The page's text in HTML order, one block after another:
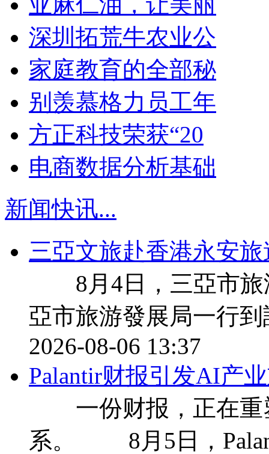
深圳拓荒牛农业公
家庭教育的全部秘
别羡慕格力员工年
方正科技荣获“20
电商数据分析基础
新闻快讯...
三亞文旅赴香港永安
8月4日，三亞市旅
亞市旅游發展局一行
2026-08-06 13:37
Palantir财报引发AI产
一份财报，正在重
系。 8月5日，